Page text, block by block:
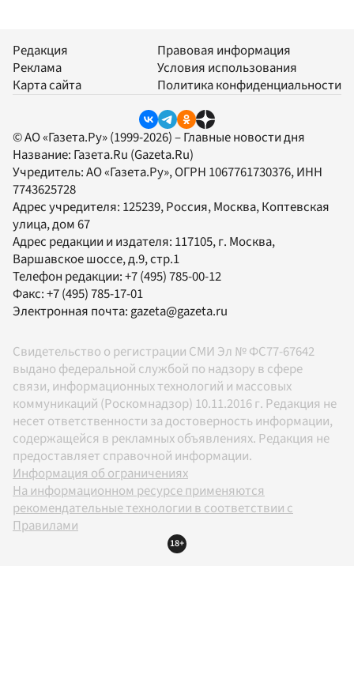
Редакция
Реклама
Карта сайта
Правовая информация
Условия использования
Политика конфиденциальности
© АО «Газета.Ру» (1999-2026) – Главные новости дня
Название: Газета.Ru (Gazeta.Ru)
Учредитель:АО «Газета.Ру», ОГРН 1067761730376, ИНН
7743625728
Адрес учредителя: 125239, Россия, Москва, Коптевская
улица, дом 67
Адрес редакции и издателя: 117105, г. Москва,
Варшавское шоссе, д.9, стр.1
Телефон редакции:+7 (495) 785-00-12
Факс:+7 (495) 785-17-01
Электронная почта:gazeta@gazeta.ru
Свидетельство о регистрации СМИ Эл № ФС77-67642
выдано федеральной службой по надзору в сфере
связи, информационных технологий и массовых
коммуникаций (Роскомнадзор) 10.11.2016 г. Редакция не
несет ответственности за достоверность информации,
содержащейся в рекламных объявлениях. Редакция не
предоставляет справочной информации.
Информация об ограничениях
На информационном ресурсе применяются
рекомендательные технологии в соответствии с
Правилами
18+